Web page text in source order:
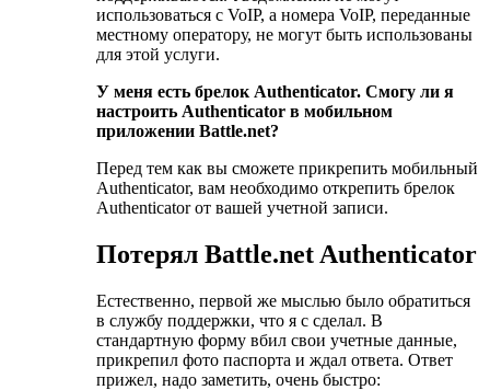
использоваться с VoIP, а номера VoIP, переданные
местному оператору, не могут быть использованы
для этой услуги.
У меня есть брелок Authenticator. Смогу ли я
настроить Authenticator в мобильном
приложении Battle.net?
Перед тем как вы сможете прикрепить мобильный
Authenticator, вам необходимо открепить брелок
Authenticator от вашей учетной записи.
Потерял Battle.net Authenticator
Естественно, первой же мыслью было обратиться
в службу поддержки, что я с сделал. В
стандартную форму вбил свои учетные данные,
прикрепил фото паспорта и ждал ответа. Ответ
прижел, надо заметить, очень быстро: